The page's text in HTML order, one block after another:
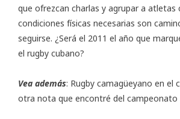
que ofrezcan charlas y agrupar a atletas
condiciones físicas necesarias son
seguirse. ¿Será el 2011 el año que
el rugby cubano?
Vea además: Rugby camagüeyano en el
otra nota que encontré del campeonato